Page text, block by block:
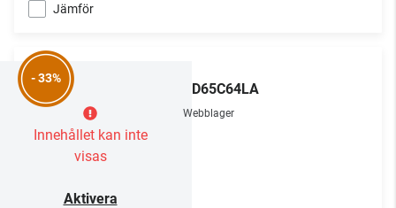
Jämför
- 33%
Innehållet kan inte
visas
Aktivera
OLED65C64LA
Webblager